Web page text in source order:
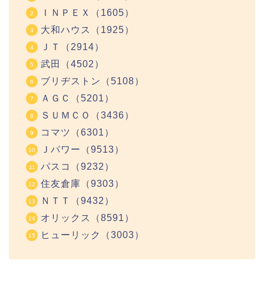
ＩＮＰＥＸ（1605）
大和ハウス（1925）
ＪＴ（2914）
武田（4502）
ブリヂストン（5108）
ＡＧＣ（5201）
ＳＵＭＣＯ（3436）
コマツ（6301）
Ｊパワー（9513）
パスコ（9232）
住友倉庫（9303）
ＮＴＴ（9432）
オリックス（8591）
ヒューリック（3003）